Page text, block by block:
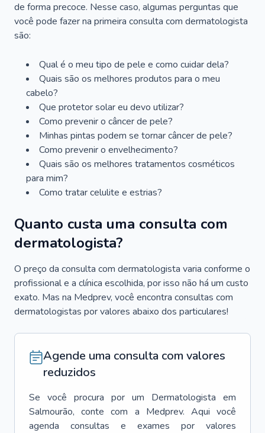
de forma precoce. Nesse caso, algumas perguntas que
você pode fazer na primeira consulta com dermatologista
são:
Qual é o meu tipo de pele e como cuidar dela?
Quais são os melhores produtos para o meu
cabelo?
Que protetor solar eu devo utilizar?
Como prevenir o câncer de pele?
Minhas pintas podem se tornar câncer de pele?
Como prevenir o envelhecimento?
Quais são os melhores tratamentos cosméticos
para mim?
Como tratar celulite e estrias?
Quanto custa uma consulta com
dermatologista?
O preço da consulta com dermatologista varia conforme o
profissional e a clínica escolhida, por isso não há um custo
exato. Mas na Medprev, você encontra consultas com
dermatologistas por valores abaixo dos particulares!
Agende uma consulta com valores
reduzidos
Se você procura por um Dermatologista em
Salmourão, conte com a Medprev. Aqui você
agenda consultas e exames por valores